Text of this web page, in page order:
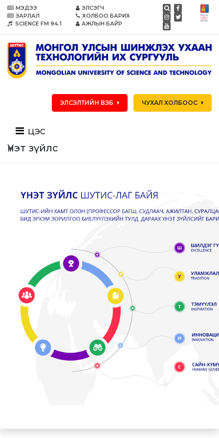
МЭДЭЭ
ЗАРЛАЛ
SCIENCE FM 94.1
ЭЛСЭГЧ
ХОЛБОО БАРИХ
АЖЛЫН БАЙР
ЭЛСЭЛТИЙН ВЭБ ЧУХАЛ ХОЛБООС
цэс
Үнэт зүйлс